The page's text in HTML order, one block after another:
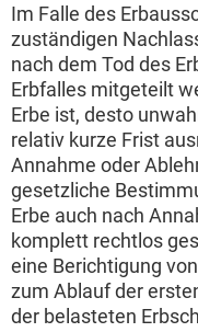
Im Falle des
zuständigen
nach dem Tod des
Erbfalles mitgeteilt
Erbe ist, desto
relativ kurze Frist
Annahme oder
gesetzliche
Erbe auch nach
komplett rechtlos
eine Berichtigung
zum Ablauf der
der belasteten